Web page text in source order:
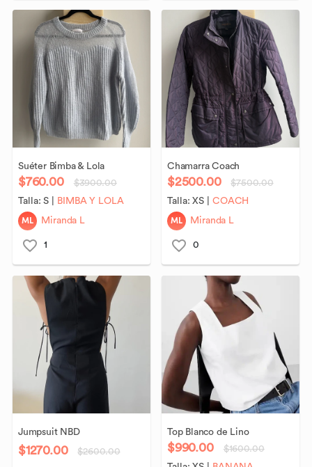
Suéter Bimba & Lola
$760.00
$3900.00
Talla:S BIMBA Y LOLA
ML Miranda L
1
Chamarra Coach
$2500.00
$7500.00
Talla:XS COACH
ML Miranda L
0
Jumpsuit NBD
$1270.00 $2600.00
Top Blanco de Lino
$990.00
$1600.00